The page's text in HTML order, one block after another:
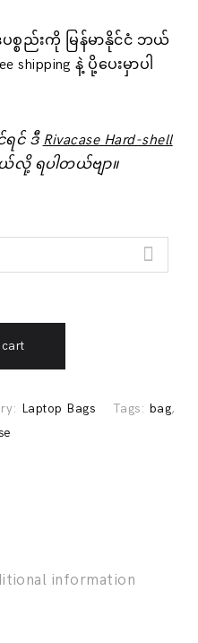
ပစ္စည်းကို မြန်မာနိုင်ငံ ဘယ်
နဲ့ ပို့ပေးမှာပါ
ရင် ဒီ Rivacase Hard-shell
လို့ ရပါတယ်ဗျာ။
Laptop Bags Tags: bag,
information